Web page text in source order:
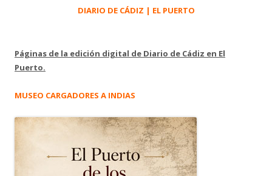
DIARIO DE CÁDIZ | EL PUERTO
Páginas de la edición digital de Diario de Cádiz en El
Puerto.
MUSEO CARGADORES A INDIAS